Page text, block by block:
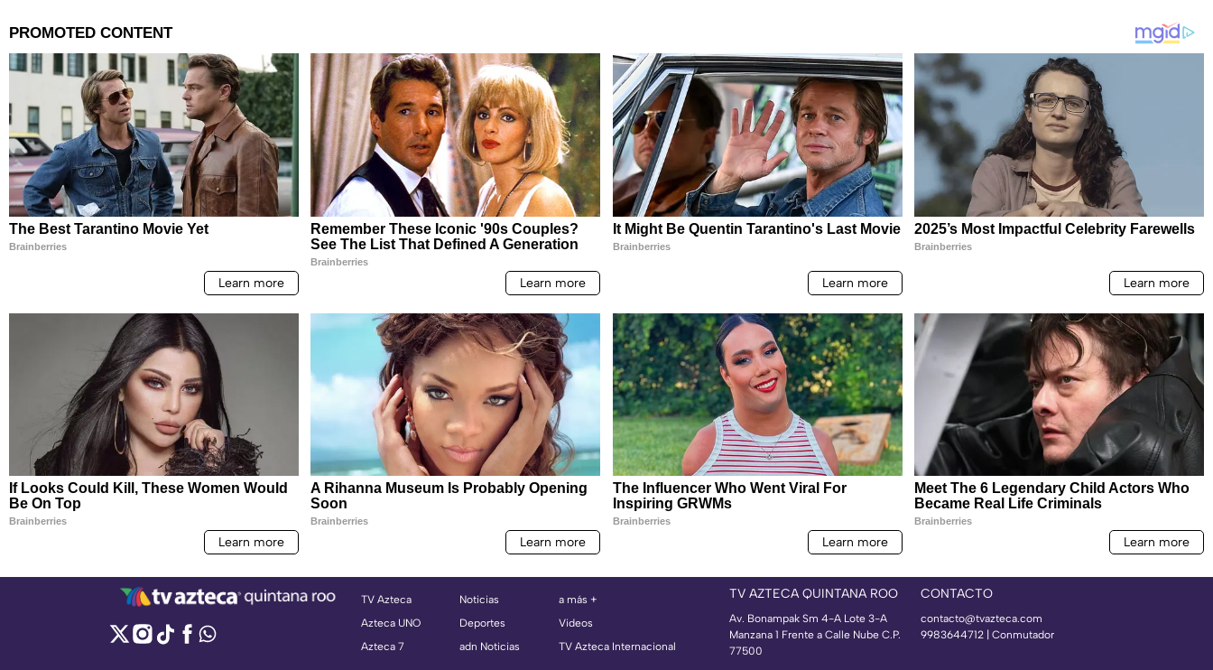
TV Azteca
Azteca UNO
Azteca 7
Noticias
Deportes
adn Noticias
a más +
Videos
TV Azteca Internacional
TV AZTECA QUINTANA ROO
Av. Bonampak Sm 4-A Lote 3-A
Manzana 1 Frente a Calle Nube C.P.
77500
CONTACTO
contacto@tvazteca.com
9983644712 | Conmutador